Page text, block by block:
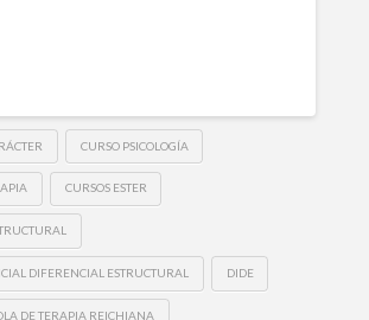
CURSO PSICOLOGÍA
CURSOS ESTER
DIFERENCIAL ESTRUCTURAL DIDE
DE TERAPIA REICHIANA